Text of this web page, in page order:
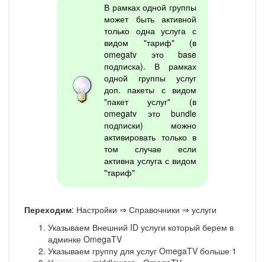
В рамках одной группы
может быть активной
только одна услуга с
видом "тариф" (в
omegatv это base
подписка). В рамках
одной группы услуг
доп. пакеты с видом
"пакет услуг" (в
omegatv это bundle
подписки) можно
активировать только в
том случае если
активна услуга с видом
"тариф"
Переходим: Настройки ⇒ Справочники ⇒ услуги
Указываем Внешний ID услуги который берем в
админке OmegaTV
Указываем группу для услуг OmegaTV больше 1